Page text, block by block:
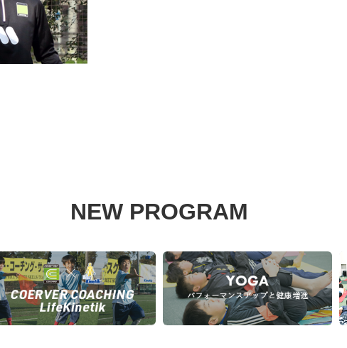
NEW PROGRAM